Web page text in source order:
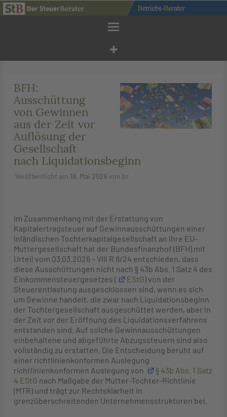
Zum
Inhalt
© IMAGO / IlluPics
BFH:
Ausschüttung
von Gewinnen
aus der Zeit vor
Auflösung der
Gesellschaft
nach Liquidationsbeginn
Veröffentlicht am 18. Mai 2026von br
Im Zusammenhang mit der Erstattung von
Kapitalertragsteuer auf Gewinnausschüttungen einer
inländischen Tochterkapitalgesellschaft an ihre EU-
Muttergesellschaft hat der Bundesfinanzhof (BFH) mit
Urteil vom 03.03.2026 – VIII R 8/24 entschieden, dass
diese Ausschüttungen nicht nach § 43b Abs. 1 Satz 4 des
Einkommensteuergesetzes (
EStG) von der
Steuerentlastung ausgeschlossen sind, wenn es sich
um Gewinne handelt, die zwar nach Liquidationsbeginn
der Tochtergesellschaft ausgeschüttet werden, aber in
der Zeit vor der Eröffnung des Liquidationsverfahrens
entstanden sind. Auf solche Gewinnausschüttungen
einbehaltene und abgeführte Abzugssteuern sind also
vollständig zu erstatten. Die Entscheidung beruht auf
einer richtlinienkonformen Auslegung
richtlinienkonformen Auslegung von
§ 43b Abs. 1 Satz
4 EStG nach Maßgabe der Mutter-Tochter-Richtlinie
(MTR) und trägt zur Rechtsklarheit in
grenzüberschreitenden Unternehmensstrukturen bei.